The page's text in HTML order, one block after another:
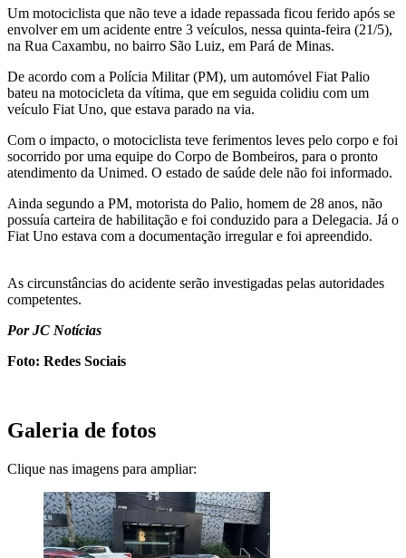
Um motociclista que não teve a idade repassada ficou ferido após se
envolver em um acidente entre 3 veículos, nessa quinta-feira (21/5),
na Rua Caxambu, no bairro São Luiz, em Pará de Minas.
De acordo com a Polícia Militar (PM), um automóvel Fiat Palio
bateu na motocicleta da vítima, que em seguida colidiu com um
veículo Fiat Uno, que estava parado na via.
Com o impacto, o motociclista teve ferimentos leves pelo corpo e foi
socorrido por uma equipe do Corpo de Bombeiros, para o pronto
atendimento da Unimed. O estado de saúde dele não foi informado.
Ainda segundo a PM, motorista do Palio, homem de 28 anos, não
possuía carteira de habilitação e foi conduzido para a Delegacia. Já o
Fiat Uno estava com a documentação irregular e foi apreendido.
As circunstâncias do acidente serão investigadas pelas autoridades
competentes.
Por JC Notícias
Foto: Redes Sociais
Galeria de fotos
Clique nas imagens para ampliar: